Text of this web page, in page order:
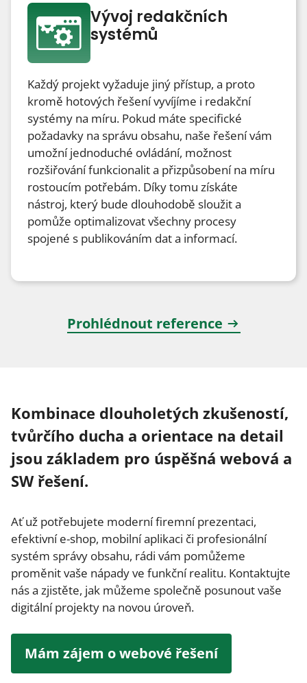
Vývoj redakčních
systémů
Každý projekt vyžaduje jiný přístup, a proto
kromě hotových řešení vyvíjíme i redakční
systémy na míru. Pokud máte specifické
požadavky na správu obsahu, naše řešení vám
umožní jednoduché ovládání, možnost
rozšiřování funkcionalit a přizpůsobení na míru
rostoucím potřebám. Díky tomu získáte
nástroj, který bude dlouhodobě sloužit a
pomůže optimalizovat všechny procesy
spojené s publikováním dat a informací.
Prohlédnout reference
Kombinace dlouholetých zkušeností,
tvůrčího ducha a orientace na detail
jsou základem pro úspěšná webová a
SW řešení.
Ať už potřebujete moderní firemní prezentaci,
efektivní e-shop, mobilní aplikaci či profesionální
systém správy obsahu, rádi vám pomůžeme
proměnit vaše nápady ve funkční realitu. Kontaktujte
nás a zjistěte, jak můžeme společně posunout vaše
digitální projekty na novou úroveň.
Mám zájem o webové řešení